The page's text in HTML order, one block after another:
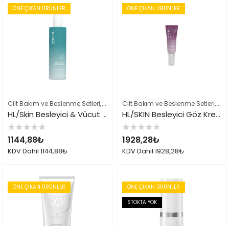
ÖNE ÇIKAN ÜRÜNLER
Cilt Bakım ve Beslenme Setleri, Çok Satılan Ürünler,Herbalife Cilt
HL/Skin Besleyici & Vücut Losyonu 147 ml
5
üzerinden
0
oy
1144,88₺
KDV Dahil 1144,88₺
ÖNE ÇIKAN ÜRÜNLER
Cilt Bakım ve Beslenme Setleri,
HL/SKIN Besleyici Göz Kremi 15 ml
5
üzerinden
0
oy
1928,28₺
KDV Dahil 1928,28₺
ÖNE ÇIKAN ÜRÜNLER
ÖNE ÇIKAN ÜRÜNLER
STOKTA YOK